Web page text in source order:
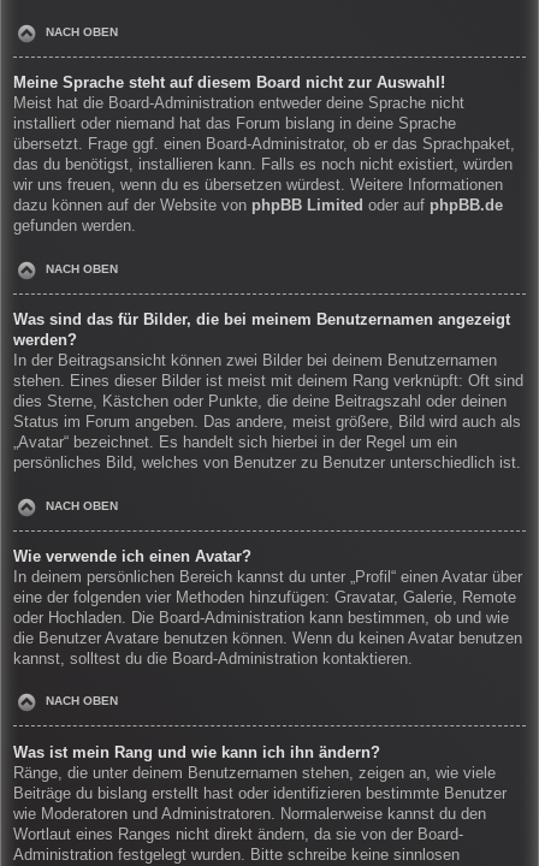
NACH OBEN
Meine Sprache steht auf diesem Board nicht zur Auswahl!
Meist hat die Board-Administration entweder deine Sprache nicht
installiert oder niemand hat das Forum bislang in deine Sprache
übersetzt. Frage ggf. einen Board-Administrator, ob er das Sprachpaket,
das du benötigst, installieren kann. Falls es noch nicht existiert, würden
wir uns freuen, wenn du es übersetzen würdest. Weitere Informationen
dazu können auf der Website von phpBB Limited oder auf phpBB.de
gefunden werden.
NACH OBEN
Was sind das für Bilder, die bei meinem Benutzernamen angezeigt
werden?
In der Beitragsansicht können zwei Bilder bei deinem Benutzernamen
stehen. Eines dieser Bilder ist meist mit deinem Rang verknüpft: Oft sind
dies Sterne, Kästchen oder Punkte, die deine Beitragszahl oder deinen
Status im Forum angeben. Das andere, meist größere, Bild wird auch als
„Avatar“ bezeichnet. Es handelt sich hierbei in der Regel um ein
persönliches Bild, welches von Benutzer zu Benutzer unterschiedlich ist.
NACH OBEN
Wie verwende ich einen Avatar?
In deinem persönlichen Bereich kannst du unter „Profil“ einen Avatar über
eine der folgenden vier Methoden hinzufügen: Gravatar, Galerie, Remote
oder Hochladen. Die Board-Administration kann bestimmen, ob und wie
die Benutzer Avatare benutzen können. Wenn du keinen Avatar benutzen
kannst, solltest du die Board-Administration kontaktieren.
NACH OBEN
Was ist mein Rang und wie kann ich ihn ändern?
Ränge, die unter deinem Benutzernamen stehen, zeigen an, wie viele
Beiträge du bislang erstellt hast oder identifizieren bestimmte Benutzer
wie Moderatoren und Administratoren. Normalerweise kannst du den
Wortlaut eines Ranges nicht direkt ändern, da sie von der Board-
Administration festgelegt wurden. Bitte schreibe keine sinnlosen